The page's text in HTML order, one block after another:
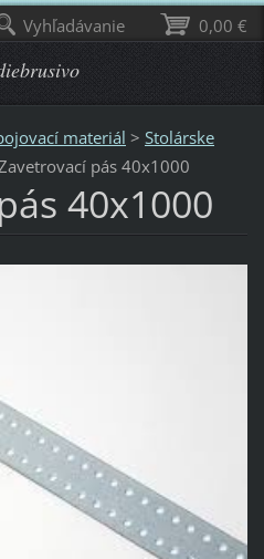
materiál > Stolárske
pás 40x1000
40x1000
0,00 €
Vyhľadávanie